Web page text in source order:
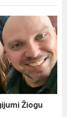
Žiogu